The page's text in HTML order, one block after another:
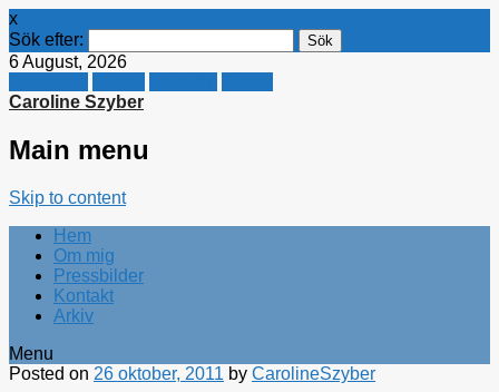
x
Sök efter:
6 August, 2026
Caroline Szyber
Main menu
Skip to content
Hem
Om mig
Pressbilder
Kontakt
Arkiv
Menu
Posted on 26 oktober, 2011 by CarolineSzyber